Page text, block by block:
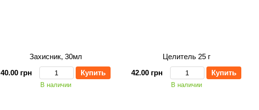
Захисник, 30мл
40.00 грн
Купить
В наличии
Целитель 25 г
42.00 грн
Купить
В наличии